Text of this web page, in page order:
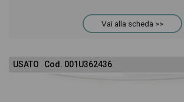
Classe C SW 220 troverai anche il listino
eventuale offerta e rata consigliata per
Vai alla scheda >>
USATO Cod. 001U362436